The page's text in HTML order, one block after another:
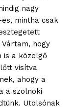
nagy
mintha csak
hogy
is a közelgő
visítva
ahogy a
a szolnoki
Utolsónak